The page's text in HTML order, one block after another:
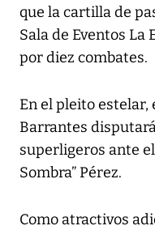
que la cartilla de
Sala de Eventos
por diez combates.
En el pleito estelar,
Barrantes
superligeros ante
Sombra” Pérez.
Como atractivos